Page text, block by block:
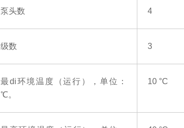
泵头数 4
级数 3
最di环境温度（运行），单位：
℃。
10 °C